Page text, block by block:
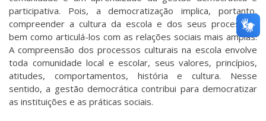
participativa. Pois, a democratização implica, portanto,
compreender a cultura da escola e dos seus processos,
bem como articulá-los com as relações sociais mais amplas.
A compreensão dos processos culturais na escola envolve
toda comunidade local e escolar, seus valores, princípios,
atitudes, comportamentos, história e cultura. Nesse
sentido, a gestão democrática contribui para democratizar
as instituições e as práticas sociais.